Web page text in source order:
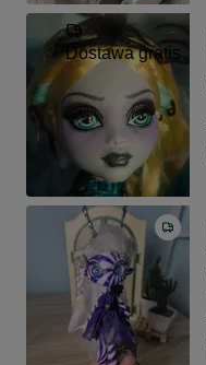
Dostawa gratis